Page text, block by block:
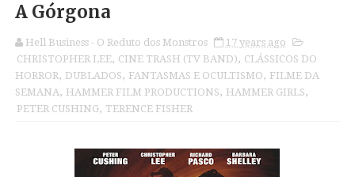
A Górgona
Hell Business - O Reduto dos Monstros
17 years ago
CHRISTOPHER LEE, CINE TRASH (TV BAND), CLÁSSICOS DO
HORROR, DUBLADOS, FANTASMAS E OCULTISMO, FILME DA
SEMANA, HAMMER FILM PRODUCTIONS, HAMMER GIRLS,
PETER CUSHING, TERENCE FISHER